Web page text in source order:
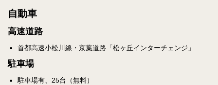
自動車
高速道路
首都高速小松川線・京葉道路「松ヶ丘インターチェンジ」
駐車場
駐車場有、25台（無料）